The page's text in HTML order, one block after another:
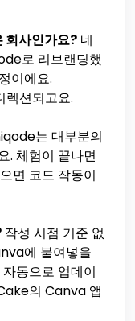
사인가요? 네
로 리브랜딩했
이에요.
션되고요.
는 대부분의
. 체험이 끝나면
면 코드 작동이
작성 시점 기준 없
에 붙여넣을
동으로 업데이
의 Canva 앱